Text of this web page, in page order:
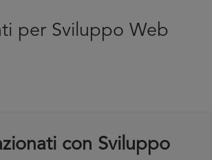
per Sviluppo Web
con Sviluppo